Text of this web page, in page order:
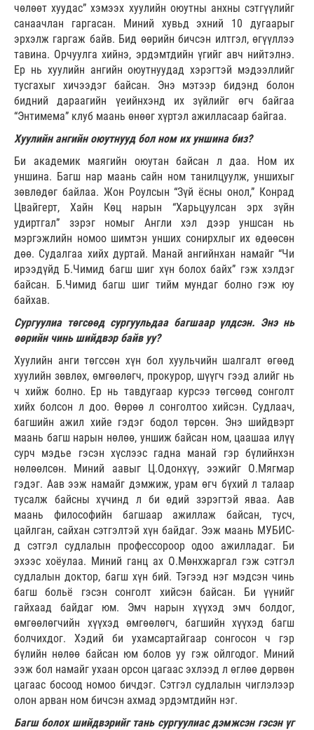
чөлөөт хуудас” хэмээх хуулийн оюутны анхны сэтгүүлийг
санаачлан гаргасан. Миний хувьд эхний 10 дугаарыг
эрхэлж гаргаж байв. Бид өөрийн бичсэн илтгэл, өгүүллээ
тавина. Орчуулга хийнэ, эрдэмтдийн үгийг авч нийтэлнэ.
Ер нь хуулийн ангийн оюутнуудад хэрэгтэй мэдээллийг
тусгахыг хичээдэг байсан. Энэ мэтээр бидэнд болон
бидний дараагийн үеийнхэнд их зүйлийг өгч байгаа
“Энтимема” клуб маань өнөөг хүртэл ажилласаар байгаа.
Хуулийн ангийн оюутнууд бол ном их уншина биз?
Би академик маягийн оюутан байсан л даа. Ном их
уншина. Багш нар маань сайн ном танилцуулж, уншихыг
зөвлөдөг байлаа. Жон Роулсын “Зүй ёсны онол,” Конрад
Цвайгерт, Хайн Көц нарын “Харьцуулсан эрх зүйн
удиртгал” зэрэг номыг Англи хэл дээр уншсан нь
мэргэжлийн номоо шимтэн унших сонирхлыг их өдөөсөн
дөө. Судалгаа хийх дуртай. Манай ангийнхан намайг “Чи
ирээдүйд Б.Чимид багш шиг хүн болох байх” гэж хэлдэг
байсан. Б.Чимид багш шиг тийм мундаг болно гэж юу
байхав.
Сургуулиа төгсөөд сургуульдаа багшаар үлдсэн. Энэ нь
өөрийн чинь шийдвэр байв уу?
Хуулийн анги төгссөн хүн бол хуульчийн шалгалт өгөөд
хуулийн зөвлөх, өмгөөлөгч, прокурор, шүүгч гээд алийг нь
ч хийж болно. Ер нь тавдугаар курсээ төгсөөд сонголт
хийх болсон л доо. Өөрөө л сонголтоо хийсэн. Судлаач,
багшийн ажил хийе гэдэг бодол төрсөн. Энэ шийдвэрт
маань багш нарын нөлөө, уншиж байсан ном, цаашаа илүү
сурч мэдье гэсэн хүслээс гадна манай гэр бүлийнхэн
нөлөөлсөн. Миний аавыг Ц.Одонхүү, ээжийг О.Мягмар
гэдэг. Аав ээж намайг дэмжиж, урам өгч бүхий л талаар
тусалж байсны хүчинд л би өдий зэрэгтэй яваа. Аав
маань философийн багшаар ажиллаж байсан, тусч,
цайлган, сайхан сэтгэлтэй хүн байдаг. Ээж маань МУБИС-
д сэтгэл судлалын профессороор одоо ажилладаг. Би
эхээс хоёулаа. Миний ганц ах О.Мөнхжаргал гэж сэтгэл
судлалын доктор, багш хүн бий. Тэгээд нэг мэдсэн чинь
багш больё гэсэн сонголт хийсэн байсан. Би үүнийг
гайхаад байдаг юм. Эмч нарын хүүхэд эмч болдог,
өмгөөлөгчийн хүүхэд өмгөөлөгч, багшийн хүүхэд багш
болчихдог. Хэдий би ухамсартайгаар сонгосон ч гэр
бүлийн нөлөө байсан юм болов уу гэж ойлгодог. Миний
ээж бол намайг ухаан орсон цагаас эхлээд л өглөө дөрвөн
цагаас босоод номоо бичдэг. Сэтгэл судлалын чиглэлээр
олон арван ном бичсэн ахмад эрдэмтдийн нэг.
Багш болох шийдвэрийг тань сургуулиас дэмжсэн гэсэн үг